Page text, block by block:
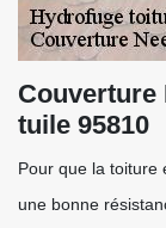
Couverture
tuile 95810
Pour que la toiture
une bonne